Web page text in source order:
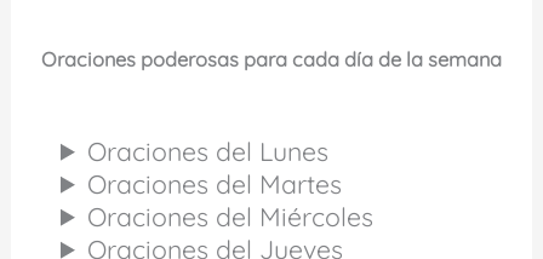
Oraciones poderosas para cada día de la semana
Oraciones del Lunes
Oraciones del Martes
Oraciones del Miércoles
Oraciones del Jueves